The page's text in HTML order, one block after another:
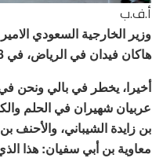
أ.ف.ب
وزير الخارجية السعودي
هاكان فيدان في الرياض، في 28 يناير 2025
أخيرا، يخطر في بالي ونحن
عربيان شهيران في الحلم
بن زايدة الشيباني، والأحنف
معاوية بن أبي سفيان: هذا